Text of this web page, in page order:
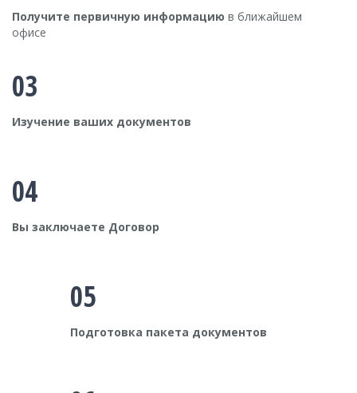
Получите первичную информацию в ближайшем
офисе
03
Изучение ваших документов
04
Вы заключаете Договор
05
Подготовка пакета документов